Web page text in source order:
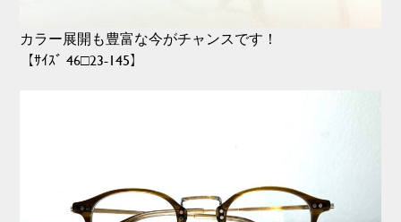
カラー展開も豊富な今がチャンスです！
【ｻｲｽﾞ 46□23-145】